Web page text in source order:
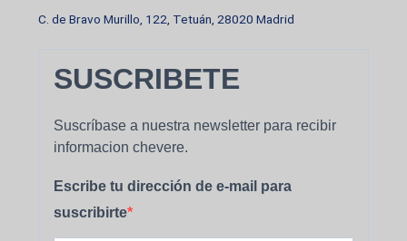
C. de Bravo Murillo, 122, Tetuán, 28020 Madrid
SUSCRIBETE
Suscríbase a nuestra newsletter para recibir
informacion chevere.
Escribe tu dirección de e-mail para
suscribirte